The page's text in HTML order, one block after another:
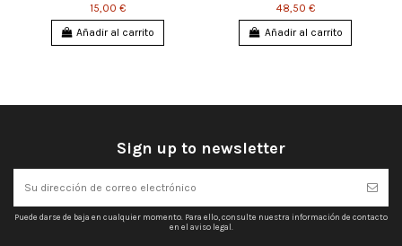
15,00 €
Añadir al carrito
48,50 €
Añadir al carrito
Sign up to newsletter
Puede darse de baja en cualquier momento. Para ello, consulte nuestra información de contacto
en el aviso legal.